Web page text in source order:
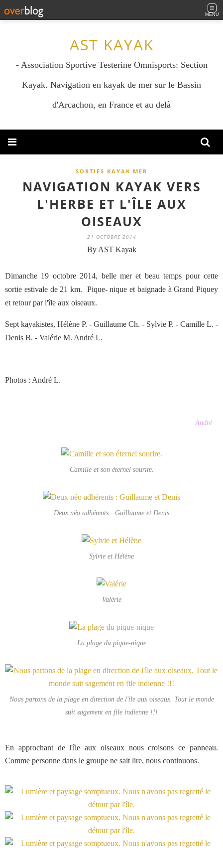
MENU
AST KAYAK
- Association Sportive Testerine Omnisports: Section
Kayak. Navigation en kayak de mer sur le Bassin
d'Arcachon, en France et au delà
SORTIES KAYAK MER
NAVIGATION KAYAK VERS
L'HERBE ET L'ÎLE AUX
OISEAUX
21 OCTOBRE 2014
By AST Kayak
Dimanche 19 octobre 2014, belle mer et beau temps pour cette
sortie estivale de 21 km. Pique- nique et baignade à Grand Piquey
et retour par l'île aux oiseaux.
Sept kayakistes, Hélène P. - Guillaume Ch. - Sylvie P. - Camille L. -
Denis B. - Valérie M. André L.
Photos : André L.
André
Camille et son éternel sourire.
Deux néo adhérents : Guillaume et Denis
Sylvie et Hélène
Valérie
La plage du pique-nique
Nous partons de la plage en direction de l'île aux oiseaux. Tout le monde
suit sagement en file indienne !!!
En approchant de l'île aux oiseaux nous croisons ce panneau.
Comme personne dans le groupe ne sait lire, nous continuons.